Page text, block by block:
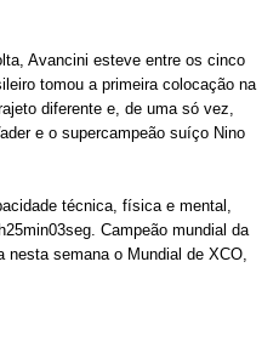
Avancini esteve entre os cinco
tomou a primeira colocação na
diferente e, de uma só vez,
e o supercampeão suíço Nino
técnica, física e mental,
Campeão mundial da
semana o Mundial de XCO,